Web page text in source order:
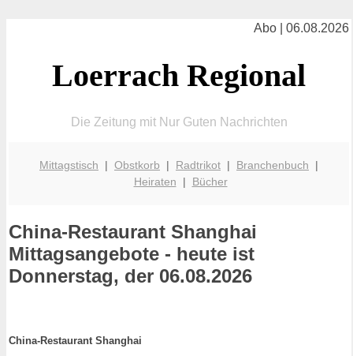
Abo | 06.08.2026
Loerrach Regional
Die Zeitung mit Nur Guten Nachrichten
Mittagstisch | Obstkorb | Radtrikot | Branchenbuch |
Heiraten | Bücher
China-Restaurant Shanghai
Mittagsangebote - heute ist
Donnerstag, der 06.08.2026
China-Restaurant Shanghai